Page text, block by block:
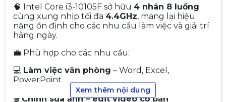
🧠 Intel Core i3-10105F sở hữu 4 nhân 8 luồng
cùng xung nhịp tối đa 4.4GHz, mang lại hiệu
năng ổn định cho các nhu cầu làm việc và giải trí
hằng ngày.
💼 Phù hợp cho các nhu cầu:
💻 Làm việc văn phòng – Word, Excel,
PowerPoint
Lướt web – học tập online
🎬 Chỉnh sửa ảnh – edit video cơ bản
Xem thêm nội dung
CPU Intel Core i5 13400F (up to
4.6Ghz, 10 nhân 16 luồng, 20MB
Cache, 65W) - Socket Intel LGA
4.090.000đ
CPU Intel Core i3 12100F / 3.3GHz
Turbo 4.3GHz / 4 Nhân 8 Luồng /